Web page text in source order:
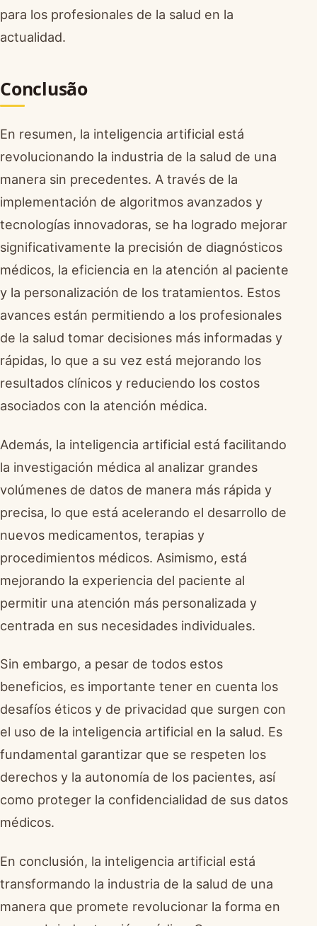
para los profesionales de la salud en la
actualidad.
Conclusão
En resumen, la inteligencia artificial está
revolucionando la industria de la salud de una
manera sin precedentes. A través de la
implementación de algoritmos avanzados y
tecnologías innovadoras, se ha logrado mejorar
significativamente la precisión de diagnósticos
médicos, la eficiencia en la atención al paciente
y la personalización de los tratamientos. Estos
avances están permitiendo a los profesionales
de la salud tomar decisiones más informadas y
rápidas, lo que a su vez está mejorando los
resultados clínicos y reduciendo los costos
asociados con la atención médica.
Además, la inteligencia artificial está facilitando
la investigación médica al analizar grandes
volúmenes de datos de manera más rápida y
precisa, lo que está acelerando el desarrollo de
nuevos medicamentos, terapias y
procedimientos médicos. Asimismo, está
mejorando la experiencia del paciente al
permitir una atención más personalizada y
centrada en sus necesidades individuales.
Sin embargo, a pesar de todos estos
beneficios, es importante tener en cuenta los
desafíos éticos y de privacidad que surgen con
el uso de la inteligencia artificial en la salud. Es
fundamental garantizar que se respeten los
derechos y la autonomía de los pacientes, así
como proteger la confidencialidad de sus datos
médicos.
En conclusión, la inteligencia artificial está
transformando la industria de la salud de una
manera que promete revolucionar la forma en